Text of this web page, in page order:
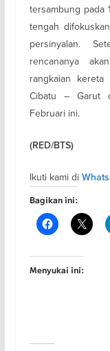
tersambung pada
tengah
persinyalan.
rencananya
rangkaian
Cibatu – Garut
Februari ini.
(RED/BTS)
Ikuti kami di
Bagikan ini:
Menyukai ini: